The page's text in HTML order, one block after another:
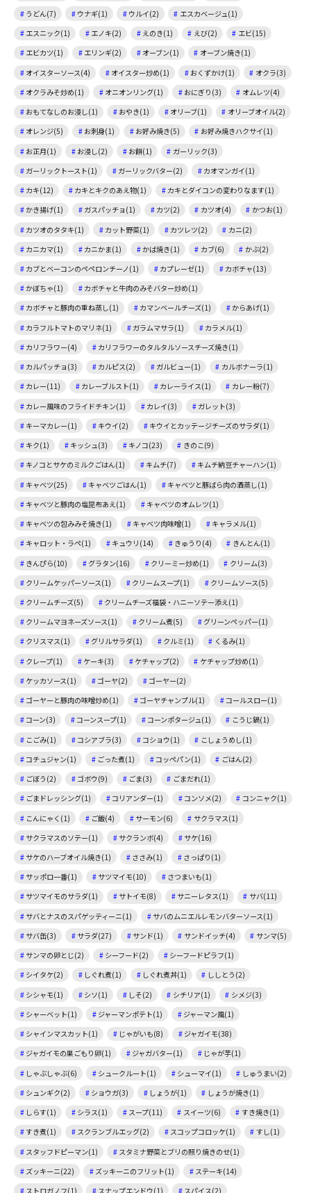
うどん(7)
ウナギ(1) ウルイ(2)
エスカベージュ(1)
エスニック(1)
エノキ(2) えのき(1) えび(2)
エビ(15)
エビカツ(1)
エリンギ(2) オーブン(1)
オーブン焼き(1)
オイスターソース(4)
オイスター炒め(1) おくずかけ(1)
オクラ(3)
オクラみそ炒め(1)
オニオンリング(1) おにぎり(3)
オムレツ(4)
おもてなしのお浸し(1)
おやき(1) オリーブ(1)
オリーブオイル(2)
オレンジ(5)
お刺身(1) お好み焼き(5)
お好み焼きハクサイ(1)
お正月(1)
お浸し(2) お餅(1)
ガーリック(3)
ガーリックトースト(1)
ガーリックバター(2)
カオマンガイ(1)
カキ(12)
カキとキクのあえ物(1)
カキとダイコンの変わりなます(1)
かき揚げ(1)
ガスパッチョ(1) カツ(2) カツオ(4)
かつお(1)
カツオのタタキ(1)
カット野菜(1) カツレツ(2)
カニ(2)
カニカマ(1)
カニかま(1) かば焼き(1) カブ(6)
かぶ(2)
カブとベーコンのペペロンチーノ(1)
カプレーゼ(1)
カボチャ(13)
かぼちゃ(1)
カボチャと牛肉のみそバター炒め(1)
カボチャと豚肉の重ね蒸し(1)
カマンベールチーズ(1)
からあげ(1)
カラフルトマトのマリネ(1)
ガラムマサラ(1)
カラメル(1)
カリフラワー(4)
カリフラワーのタルタルソースチーズ焼き(1)
カルパッチョ(3)
カルピス(2) ガルビュー(1)
カルボナーラ(1)
カレー(11)
カレーブルスト(1) カレーライス(1)
カレー粉(7)
カレー風味のフライドチキン(1)
カレイ(3)
ガレット(3)
キーマカレー(1)
キウイ(2)
キウイとカッテージチーズのサラダ(1)
キク(1)
キッシュ(3) キノコ(23)
きのこ(9)
キノコとサケのミルクごはん(1)
キムチ(7)
キムチ納豆チャーハン(1)
キャベツ(25)
キャベツごはん(1)
キャベツと豚ばら肉の酒蒸し(1)
キャベツと豚肉の塩昆布あえ(1)
キャベツのオムレツ(1)
キャベツの包みみそ焼き(1)
キャベツ肉味噌(1)
キャラメル(1)
キャロット・ラペ(1)
キュウリ(14) きゅうり(4)
きんとん(1)
きんぴら(10)
グラタン(16) クリーミー炒め(1)
クリーム(3)
クリームケッパーソース(1)
クリームスープ(1)
クリームソース(5)
クリームチーズ(5)
クリームチーズ福袋・ハニーソテー添え(1)
クリームマヨネーズソース(1)
クリーム煮(5)
グリーンペッパー(1)
クリスマス(1)
グリルサラダ(1) クルミ(1)
くるみ(1)
クレープ(1)
ケーキ(3) ケチャップ(2)
ケチャップ炒め(1)
ケッカソース(1)
ゴーヤ(2)
ゴーヤー(2)
ゴーヤーと豚肉の味噌炒め(1)
ゴーヤチャンプル(1)
コールスロー(1)
コーン(3)
コーンスープ(1) コーンポタージュ(1)
こうじ鍋(1)
こごみ(1)
コシアブラ(3) コショウ(1)
こしょうめし(1)
コチュジャン(1)
ごった煮(1) コッペパン(1)
ごはん(2)
ごぼう(2)
ゴボウ(9) ごま(3)
ごまだれ(1)
ごまドレッシング(1)
コリアンダー(1) コンソメ(2)
コンニャク(1)
こんにゃく(1)
ご飯(4) サーモン(6)
サクラマス(1)
サクラマスのソテー(1)
サクランボ(4)
サケ(16)
サケのハーブオイル焼き(1)
ささみ(1)
さっぱり(1)
サッポロ一番(1)
サツマイモ(10)
さつまいも(1)
サツマイモのサラダ(1)
サトイモ(8) サニーレタス(1)
サバ(11)
サバとナスのスパゲッティーニ(1)
サバのムニエルレモンバターソース(1)
サバ缶(3)
サラダ(27) サンド(1) サンドイッチ(4)
サンマ(5)
サンマの卵とじ(2)
シーフード(2)
シーフードピラフ(1)
シイタケ(2)
しぐれ煮(1) しぐれ煮丼(1)
ししとう(2)
シシャモ(1)
シソ(1) しそ(2) シチリア(1)
シメジ(3)
シャーベット(1)
ジャーマンポテト(1)
ジャーマン風(1)
シャインマスカット(1)
じゃがいも(8)
ジャガイモ(38)
ジャガイモの巣ごもり卵(1)
ジャガバター(1)
じゃが芋(1)
しゃぶしゃぶ(6)
シュークルート(1) シューマイ(1)
しゅうまい(2)
シュンギク(2)
ショウガ(3) しょうが(1)
しょうが焼き(1)
しらす(1)
シラス(1) スープ(11) スイーツ(6)
すき焼き(1)
すき煮(1)
スクランブルエッグ(2) スコップコロッケ(1)
すし(1)
スタッフドピーマン(1)
スタミナ野菜とブリの照り焼きのせ(1)
ズッキーニ(22)
ズッキーニのフリット(1)
ステーキ(14)
ストロガノフ(1)
スナップエンドウ(1) スパイス(2)